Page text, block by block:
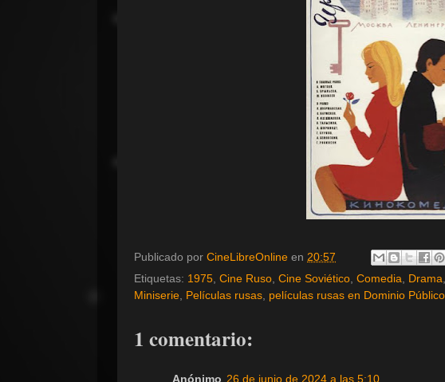
Publicado por CineLibreOnline en 20:57
Etiquetas: 1975, Cine Ruso, Cine Soviético, Comedia, Drama,
Miniserie, Películas rusas, películas rusas en Dominio Público
1 comentario:
Anónimo 26 de junio de 2024 a las 5:10